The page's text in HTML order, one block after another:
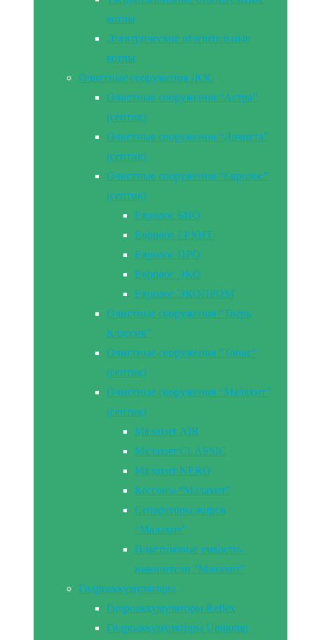
котлы
Электрические отопительные
котлы
Очистные сооружения ЛОС
Очистные сооружения “Астра”
(септик)
Очистные сооружения “Дочиста”
(септик)
Очистные сооружения “Евролос”
(септик)
Евролос БИО
Евролос ГРУНТ
Евролос ПРО
Евролос ЭКО
Евролос ЭКОПРОМ
Очистные сооружения “Тверь
Классик”
Очистные сооружения “Топас”
(септик)
Очистные сооружения “Малахит”
(септик)
Малахит AIR
Малахит CLASSIC
Малахит NERO
Кессоны “Малахит”
Сепараторы жиров
“Малахит”
Пластиковые емкости-
накопители “Малахит”
Гидроаккумуляторы
Гидроаккумуляторы Reflex
Гидроаккумуляторы Unipump